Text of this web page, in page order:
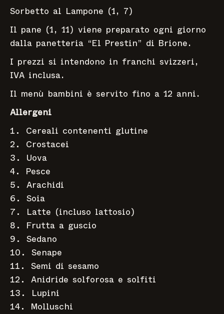
Sorbetto al Lampone (1, 7)
Il pane (1, 11) viene preparato ogni giorno
dalla panetteria “El Prestin” di Brione.
I prezzi si intendono in franchi svizzeri,
IVA inclusa.
Il menù bambini è servito fino a 12 anni.
Allergeni
Cereali contenenti glutine
Crostacei
Uova
Pesce
Arachidi
Soia
Latte (incluso lattosio)
Frutta a guscio
Sedano
Senape
Semi di sesamo
Anidride solforosa e solfiti
Lupini
Molluschi